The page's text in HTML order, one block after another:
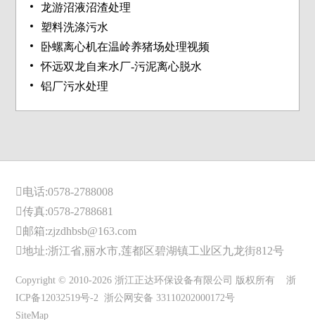
龙游沼液沼渣处理
塑料洗涤污水
卧螺离心机在温岭养猪场处理视频
怀远双龙自来水厂-污泥离心脱水
铝厂污水处理
电话:0578-2788008
传真:0578-2788681
邮箱:zjzdhbsb@163.com
地址:浙江省,丽水市,莲都区碧湖镇工业区九龙街812号
Copyright © 2010-2026 浙江正达环保设备有限公司 版权所有浙
ICP备12032519号-2
浙公网安备 33110202000172号
SiteMap